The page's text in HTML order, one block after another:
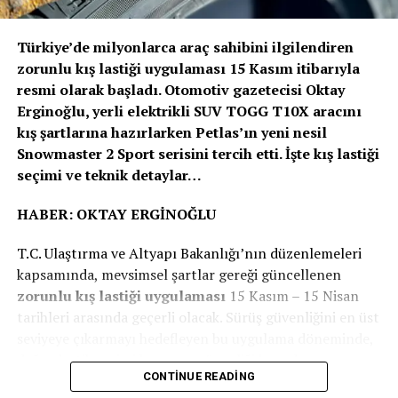
d-EV-rim
Dacia 2021’de modaya uygun küçük şehir otomobili
korumak için güvenlik alanında öncü olmaya devam
Volvo Trucks, Euro NCAP’in ağır ticari araçlar için ilk
güvenlik değerlendirmesini 2024 yılında başlattığında 5
yıldız alan ilk kamyon üreticisi olmuştu. Euro NCAP’den
5 yıldız almak, kamyonların sürücü desteği ve çarpışma
önleme kriterlerini karşıladığını ve hatta aştığını, sürücü
ile diğer yol kullanıcıları için trafik güvenliğini
trafik güvenliğini sürekli geliştirme çalışmalarını
ispatlıyor. Volvo Trucks, sadece koruma sağlamakla
kalmayıp aynı zamanda güvenlik risklerini öngörmek ve
kazaları azaltmak için yeni güvenlik sistemleri
Euro NCAP hakkında
Türkiye’de milyonlarca araç sahibini ilgilendiren
zorunlu kış lastiği uygulaması 15 Kasım itibarıyla
resmi olarak başladı. Otomotiv gazetecisi Oktay
Erginoğlu, yerli elektrikli SUV TOGG T10X aracını
kış şartlarına hazırlarken Petlas’ın yeni nesil
Snowmaster 2 Sport serisini tercih etti. İşte kış lastiği
seçimi ve teknik detaylar…
HABER: OKTAY ERGİNOĞLU
T.C. Ulaştırma ve Altyapı Bakanlığı’nın düzenlemeleri
kapsamında, mevsimsel şartlar gereği güncellenen
zorunlu kış lastiği uygulaması15 Kasım – 15 Nisan
tarihleri arasında geçerli olacak. Sürüş güvenliğini en üst
doğru lastik seçimi hem can güvenliği hem de araç
performansı açısından kritik önem taşıyor.
CONTINUE READING